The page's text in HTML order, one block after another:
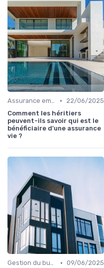
Assurance emprunteur •
22/06/2025
Comment les héritiers
peuvent-ils savoir qui est le
bénéficiaire d'une assurance
vie ?
Gestion du budget • 09/06/2025